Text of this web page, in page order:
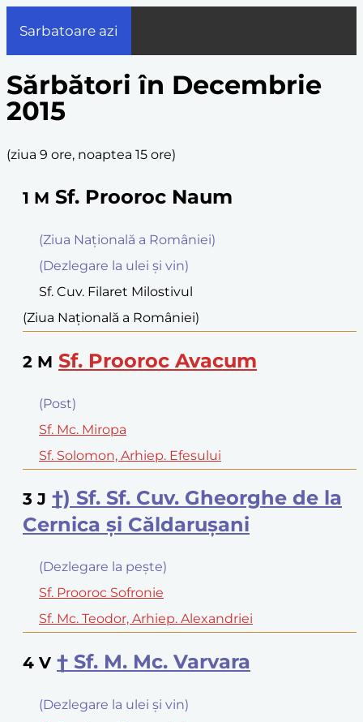
Sarbatoare azi
Sărbători în Decembrie
2015
(ziua 9 ore, noaptea 15 ore)
1 M Sf. Prooroc Naum
(Ziua Naţională a României)
(Dezlegare la ulei şi vin)
Sf. Cuv. Filaret Milostivul
(Ziua Naţională a României)
2 M Sf. Prooroc Avacum
(Post)
Sf. Mc. Miropa
Sf. Solomon, Arhiep. Efesului
3 J †) Sf. Sf. Cuv. Gheorghe de la
Cernica şi Căldaruşani
(Dezlegare la peşte)
Sf. Prooroc Sofronie
Sf. Mc. Teodor, Arhiep. Alexandriei
4 V † Sf. M. Mc. Varvara
(Dezlegare la ulei şi vin)